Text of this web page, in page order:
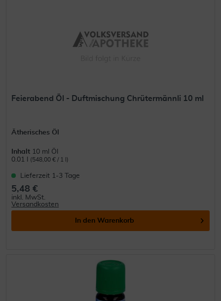
Feierabend Öl - Duftmischung Chrütermännli 10 ml
Ätherisches Öl
Inhalt 10 ml Öl
0.01 l
(548,00 € / 1 l)
Lieferzeit 1-3 Tage
5,48 €
inkl. MwSt.
Versandkosten
In den Warenkorb